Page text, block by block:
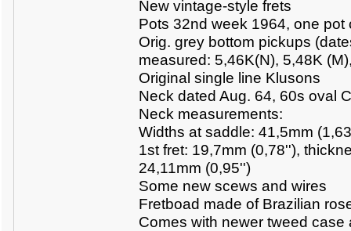
New vintage-style frets
Pots 32nd week 1964, one pot
Orig. grey bottom pickups
measured: 5,46K(N), 5,48K
Original single line Klusons
Neck dated Aug. 64, 60s oval
Neck measurements:
Widths at saddle: 41,5mm
1st fret: 19,7mm (0,78''),
24,11mm (0,95'')
Some new scews and wires
Fretboad made of Brazilian
Comes with newer tweed case